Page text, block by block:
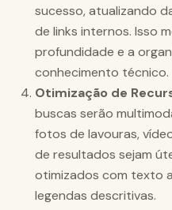
sucesso, atualizando
de links internos. Isso
profundidade e a
conhecimento técnico.
Otimização de
buscas serão
fotos de lavouras,
de resultados sejam
otimizados com texto
legendas descritivas.